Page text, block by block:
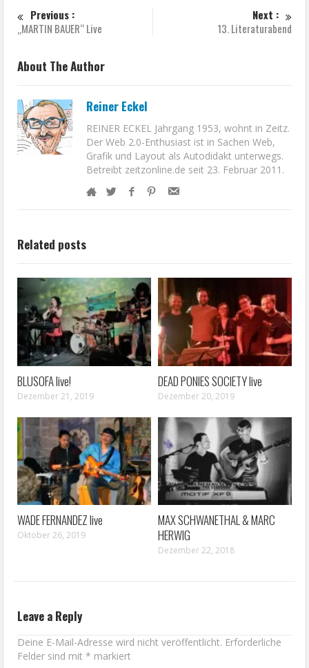
Previous :
„MARTIN BAUER“ Live
Next :
13. Literaturabend
About The Author
Reiner Eckel
REINER ECKEL Jahrgang 1953, wohnt in Zeitz.
Der Web 2.0-Enthusiast ist in Sachen Web,
Grafik und Layout als Autodidakt unterwegs.
Betreibt zeitzonline.de seit 23. Februar 2011.
Related posts
BLUSOFA live!
Dezember 21, 2019
DEAD PONIES SOCIETY live
Dezember 20, 2019
WADE FERNANDEZ live
Oktober 26, 2019
MAX SCHWANETHAL & MARC
HERWIG
Dezember 22, 2018
Leave a Reply
Deine E-Mail-Adresse wird nicht veröffentlicht. Erforderliche
Felder sind mit* markiert